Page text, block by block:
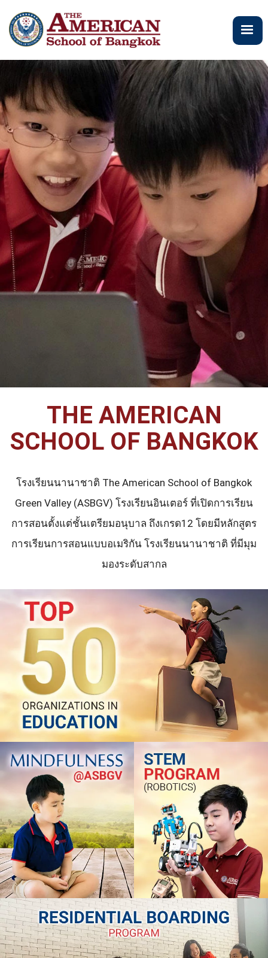
ไป
ยัง
เนื้อหา
THE AMERICAN
SCHOOL OF BANGKOK
โรงเรียนนานาชาติ The American School of Bangkok
Green Valley (ASBGV) โรงเรียนอินเตอร์ ที่เปิดการเรียน
การสอนตั้งแต่ชั้นเตรียมอนุบาล ถึงเกรด12 โดยมีหลักสูตร
การเรียนการสอนแบบอเมริกัน โรงเรียนนานาชาติ ที่มีมุม
มองระดับสากล